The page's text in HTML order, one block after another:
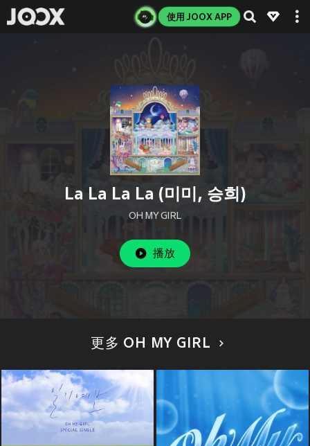
使用 JOOX APP
La La La La (미미, 승희)
OH MY GIRL
播放
更多 OH MY GIRL